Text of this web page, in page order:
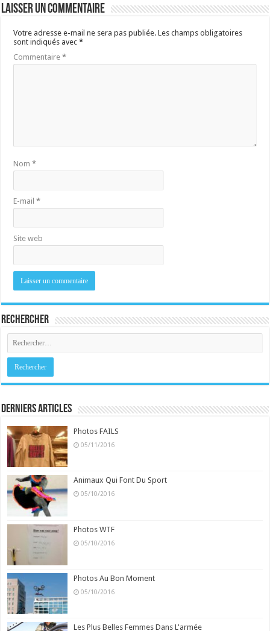
Laisser un commentaire
Votre adresse e-mail ne sera pas publiée. Les champs obligatoires
sont indiqués avec*
Commentaire*
Nom*
E-mail*
Site web
Rechercher
Derniers Articles
Photos FAILS
05/11/2016
Animaux Qui Font Du Sport
05/10/2016
Photos WTF
05/10/2016
Photos Au Bon Moment
05/10/2016
Les Plus Belles Femmes Dans L'armée